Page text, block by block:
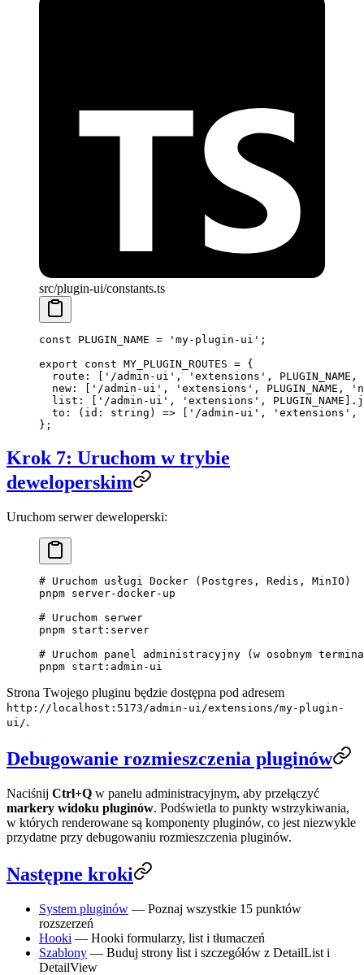
src/plugin-ui/constants.ts
const PLUGIN_NAME = 'my-plugin-ui' ;
export const MY_PLUGIN_ROUTES = {
  route: [
'/admin-ui' , 'extensions' , PLUGIN_NAME ,
  new: [
'/admin-ui' , 'extensions' , PLUGIN_NAME ,
  list: [
'/admin-ui' , 'extensions' , PLUGIN_NAME ].
  to
: ( id : string ) => '/admin-ui' , 'extensions' ,
};
Krok 7: Uruchom w trybie
deweloperskim
Uruchom serwer deweloperski:
# Uruchom usługi Docker (Postgres, Redis, MinIO)
pnpm server-docker-up
# Uruchom serwer
pnpm start:server
# Uruchom panel administracyjny (w osobnym
pnpm start:admin-ui
Strona Twojego pluginu będzie dostępna pod adresem
http://localhost:5173/admin-ui/extensions/my-plugin-
ui/.
Debugowanie rozmieszczenia pluginów
Naciśnij Ctrl+Q w panelu administracyjnym, aby przełączyć
markery widoku pluginów. Podświetla to punkty wstrzykiwania,
w których renderowane są komponenty pluginów, co jest niezwykle
przydatne przy debugowaniu rozmieszczenia pluginów.
Następne kroki
System pluginów — Poznaj wszystkie 15 punktów
rozszerzeń
Hooki — Hooki formularzy, list i tłumaczeń
Szablony — Buduj strony list i szczegółów z DetailList i
DetailView